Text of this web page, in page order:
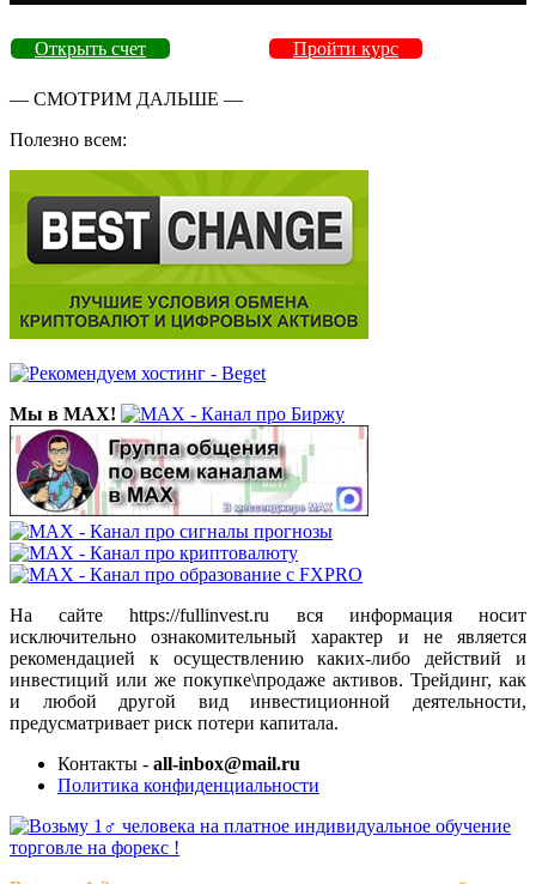
Открыть счет Пройти курс
— СМОТРИМ ДАЛЬШЕ —
Полезно всем:
Мы в MAX!
На сайте https://fullinvest.ru вся информация носит
исключительно ознакомительный характер и не является
рекомендацией к осуществлению каких-либо действий и
инвестиций или же покупке\продаже активов. Трейдинг, как
и любой другой вид инвестиционной деятельности,
предусматривает риск потери капитала.
Контакты - all-inbox@mail.ru
Политика конфиденциальности